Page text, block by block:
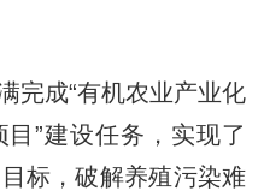
成“有机农业产业化
”建设任务，实现了
标，破解养殖污染难